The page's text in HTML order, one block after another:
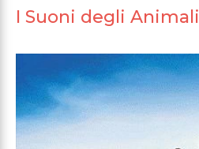
I Suoni degli Animali